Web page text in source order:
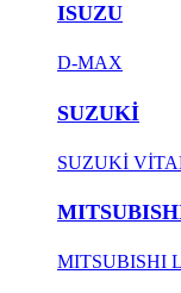
ISUZU
D-MAX
SUZUKİ
SUZUKİ
MITSUBISHI